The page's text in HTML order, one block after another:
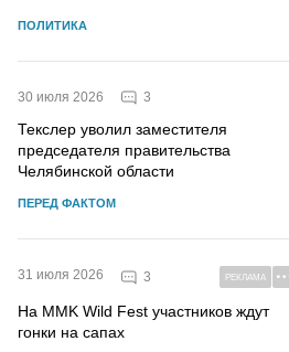
ПОЛИТИКА
30 июля 2026 3
Текслер уволил заместителя
председателя правительства
Челябинской области
ПЕРЕД ФАКТОМ
31 июля 2026 3 РЕКЛАМА
На MMK Wild Fest участников ждут
гонки на сапах